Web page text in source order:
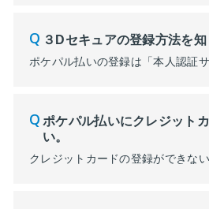
３Dセキュアの登録方法を知
ポケパル払いにクレジット
い。